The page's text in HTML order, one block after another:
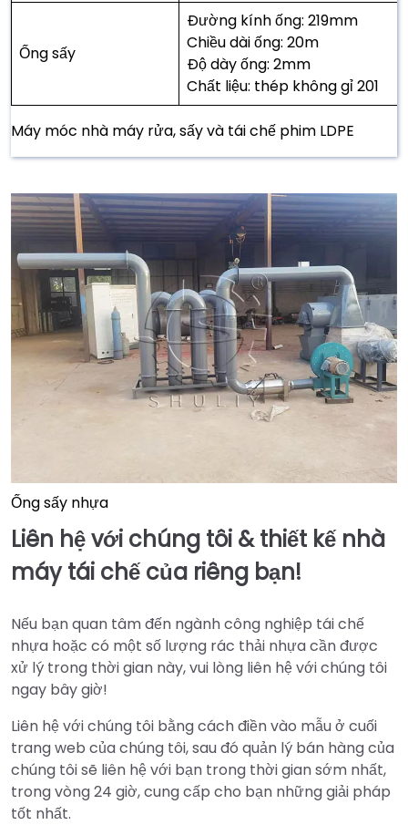
Ống sấy
Đường kính ống: 219mm
Chiều dài ống: 20m
Độ dày ống: 2mm
Chất liệu: thép không gỉ 201
Máy móc nhà máy rửa, sấy và tái chế phim LDPE
Ống sấy nhựa
Liên hệ với chúng tôi & thiết kế nhà
máy tái chế của riêng bạn!
Nếu bạn quan tâm đến ngành công nghiệp tái chế
nhựa hoặc có một số lượng rác thải nhựa cần được
xử lý trong thời gian này, vui lòng liên hệ với chúng tôi
ngay bây giờ!
Liên hệ với chúng tôi bằng cách điền vào mẫu ở cuối
trang web của chúng tôi, sau đó quản lý bán hàng của
chúng tôi sẽ liên hệ với bạn trong thời gian sớm nhất,
trong vòng 24 giờ, cung cấp cho bạn những giải pháp
tốt nhất.